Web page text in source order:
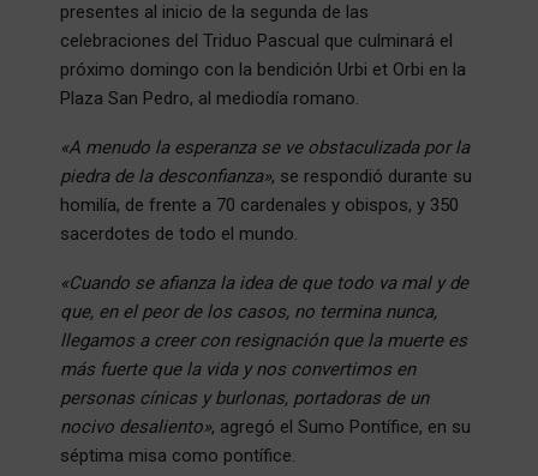
presentes al inicio de la segunda de las
celebraciones del Triduo Pascual que culminará el
próximo domingo con la bendición Urbi et Orbi en la
Plaza San Pedro, al mediodía romano.
«A menudo la esperanza se ve obstaculizada por la
piedra de la desconfianza», se respondió durante su
homilía, de frente a 70 cardenales y obispos, y 350
sacerdotes de todo el mundo.
«Cuando se afianza la idea de que todo va mal y de
que, en el peor de los casos, no termina nunca,
llegamos a creer con resignación que la muerte es
más fuerte que la vida y nos convertimos en
personas cínicas y burlonas, portadoras de un
nocivo desaliento», agregó el Sumo Pontífice, en su
séptima misa como pontífice.